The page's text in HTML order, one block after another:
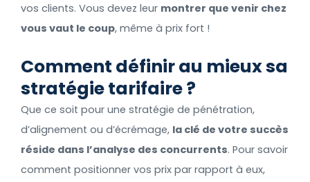
vos clients. Vous devez leur montrer que venir chez
vous vaut le coup, même à prix fort !
Comment définir au mieux sa
stratégie tarifaire ?
Que ce soit pour une stratégie de pénétration,
d’alignement ou d’écrémage, la clé de votre succès
réside dans l’analyse des concurrents. Pour savoir
comment positionner vos prix par rapport à eux,